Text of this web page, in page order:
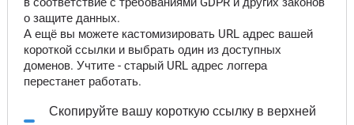
о защите данных.
А ещё вы можете кастомизировать URL адрес вашей
короткой ссылки и выбрать один из доступных
доменов. Учтите - старый URL адрес логгера
перестанет работать.
Скопируйте вашу короткую ссылку в верхней